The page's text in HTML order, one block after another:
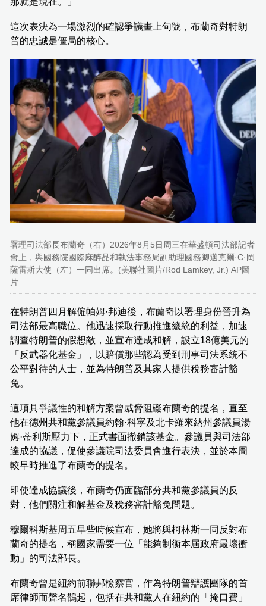
這次表決為一場激烈的確認爭議畫上句號，布蘭奇對特朗
普的忠誠是僵局的核心。
署理司法部長布蘭奇（右）2026年8月5日周三在華盛頓司法部記者
會上，與國務院國際麻醉品和執法事務局副助理國務卿邁克爾·C·岡
薩雷斯大使（左）一同出席。(美聯社圖片/Rod Lamkey, Jr.) AP圖
片
在特朗普四月解僱帕姆·邦迪後，布蘭奇以署理身份晉升為
司法部最高職位。他迅速採取行動推進總統的利益，加速
調查特朗普的假想敵，並宣布達成和解，設立18億美元的
「反武器化基金」，以賠償那些認為受到刑事司法系統不
公平對待的人士，並為特朗普及其家人提供稅務審計豁
免。
這項具爭議性的和解方案曾威脅阻礙布蘭奇的提名，直至
他在德州共和黨參議員約翰·科寧及北卡羅來納州參議員湯
姆·蒂利斯壓力下，正式書面撤銷該基金。參議員與司法部
達成的協議，促使參議院司法委員會進行表決，並於本周
較早時推進了布蘭奇的提名。
即使達成協議後，布蘭奇仍面臨部分共和黨參議員的反
對，他們關注和解基金及稅務審計豁免問題。
穆爾科斯基周五早些時候宣布，她將與柯林斯一同反對布
蘭奇的提名，稱國家需要一位「能夠制衡本屆政府最壞衝
動」的司法部長。
布蘭奇曾是紐約前聯邦檢察官，作為特朗普辯護團隊的首
席律師而聲名鵲起，包括在共和黨人在紐約的「掩口費」